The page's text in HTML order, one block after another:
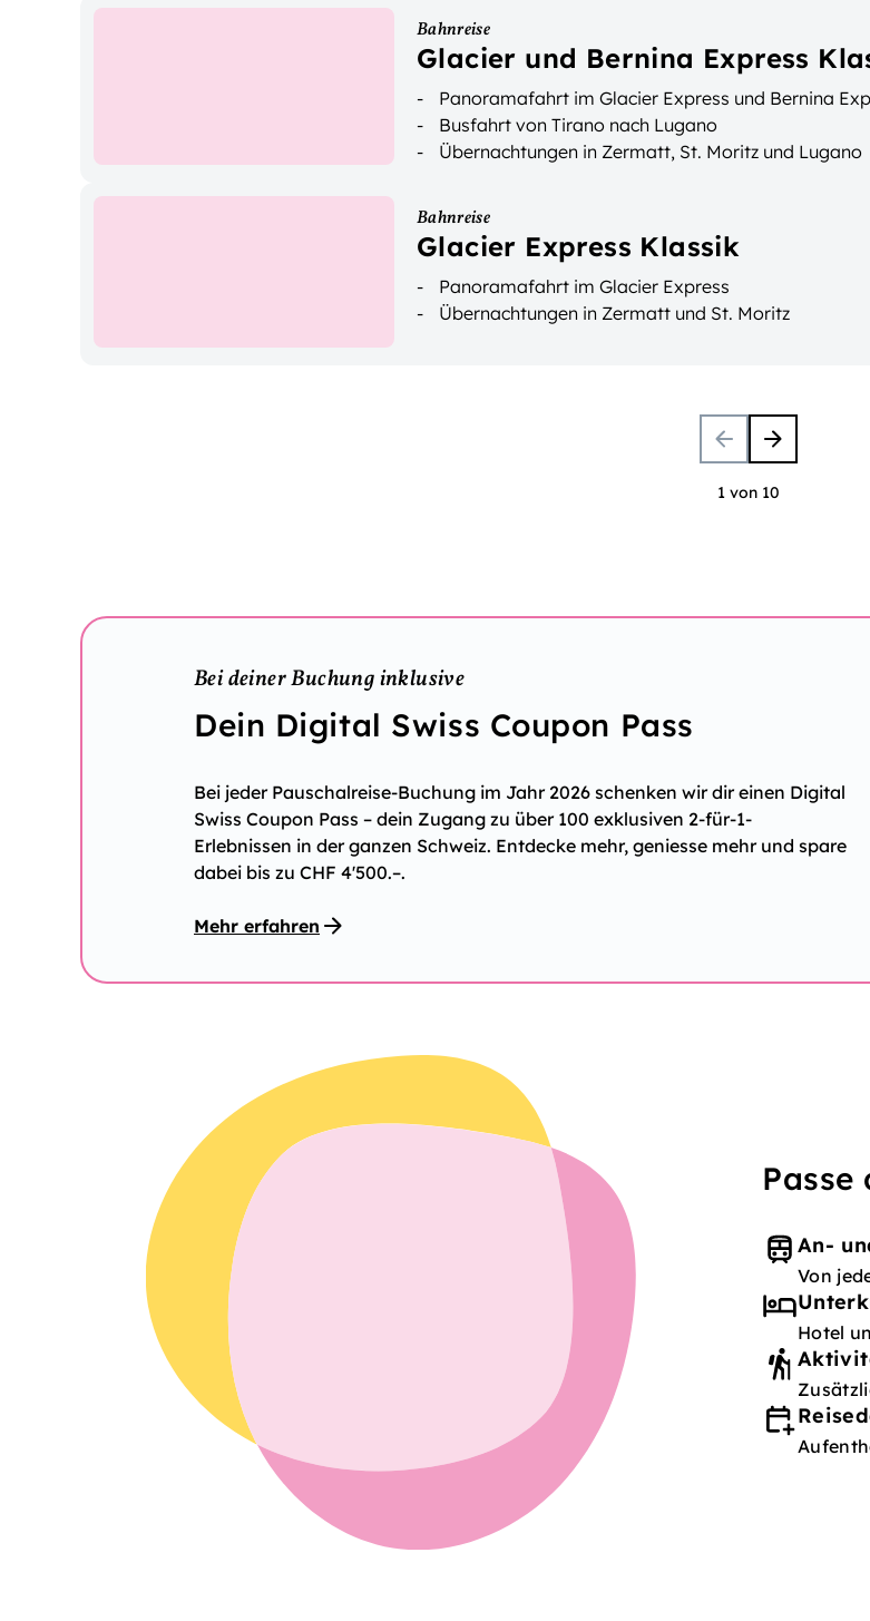
Bahnreise
Glacier und Bernina Express
Panoramafahrt im Glacier Express und Bernina
Busfahrt von Tirano nach Lugano
Übernachtungen in Zermatt, St. Moritz und Lugano
Bahnreise
Glacier Express Klassik
Panoramafahrt im Glacier Express
Übernachtungen in Zermatt und St. Moritz
1 von 10
Bei deiner Buchung inklusive
Dein Digital Swiss Coupon Pass
Bei jeder Pauschalreise-Buchung im Jahr 2026 schenken wir dir einen Digital
Swiss Coupon Pass – dein Zugang zu über 100 exklusiven 2-für-1-
Erlebnissen in der ganzen Schweiz. Entdecke mehr, geniesse mehr und spare
dabei bis zu CHF 4'500.–.
Mehr erfahren
Passe
An-
Von
Hotel